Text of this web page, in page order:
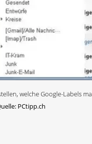
welche Google-Labels
PCtipp.ch